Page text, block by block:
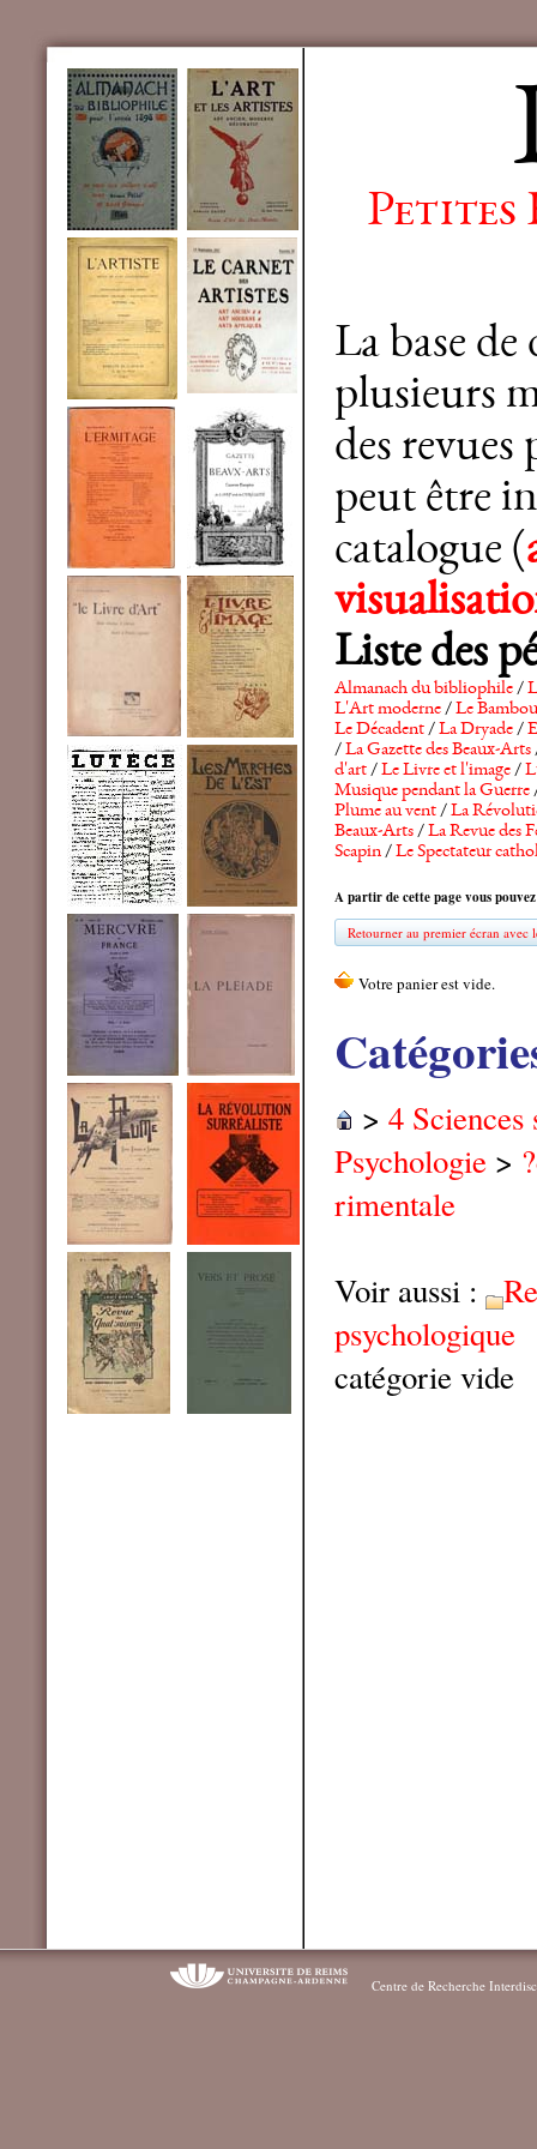
Petites
La base
plusieurs
des revues
peut être
catalogue (
Liste des
Almanach du bibliophile/
L'Art moderne/Le Bambou
Le Décadent/La Dryade/
/La Gazette des Beaux-Arts
d'art/Le Livre et l'image/
Musique pendant la Guerre
Plume au vent/La
Beaux-Arts/La Revue des
Scapin/Le Spectateur
A partir de cette page vous
Retourner au premier écran avec
> 4 Sciences
Psychologie >
rimentale
Voir aussi :
psychologique
catégorie vide
Centre de Recherche